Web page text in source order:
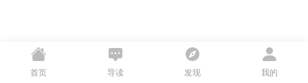
首页 导读 发现 我的